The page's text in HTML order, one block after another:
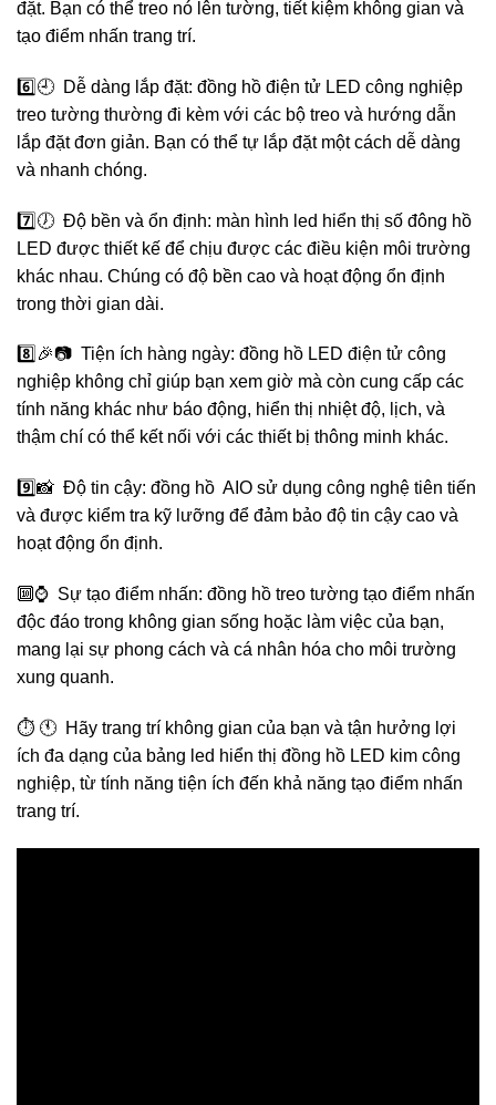
đặt. Bạn có thể treo nó lên tường, tiết kiệm không gian và
tạo điểm nhấn trang trí.
6️⃣🕘 Dễ dàng lắp đặt: đồng hồ điện tử LED công nghiệp
treo tường thường đi kèm với các bộ treo và hướng dẫn
lắp đặt đơn giản. Bạn có thể tự lắp đặt một cách dễ dàng
và nhanh chóng.
7️⃣🕖 Độ bền và ổn định: màn hình led hiển thị số đông hồ
LED được thiết kế để chịu được các điều kiện môi trường
khác nhau. Chúng có độ bền cao và hoạt động ổn định
trong thời gian dài.
8️⃣🎉📷 Tiện ích hàng ngày: đồng hồ LED điện tử công
nghiệp không chỉ giúp bạn xem giờ mà còn cung cấp các
tính năng khác như báo động, hiển thị nhiệt độ, lịch, và
thậm chí có thể kết nối với các thiết bị thông minh khác.
9️⃣📸 Độ tin cậy: đồng hồ AIO sử dụng công nghệ tiên tiến
và được kiểm tra kỹ lưỡng để đảm bảo độ tin cậy cao và
hoạt động ổn định.
🔟⌚️ Sự tạo điểm nhấn: đồng hồ treo tường tạo điểm nhấn
độc đáo trong không gian sống hoặc làm việc của bạn,
mang lại sự phong cách và cá nhân hóa cho môi trường
xung quanh.
⏱️ 🕚 Hãy trang trí không gian của bạn và tận hưởng lợi
ích đa dạng của bảng led hiển thị đồng hồ LED kim công
nghiệp, từ tính năng tiện ích đến khả năng tạo điểm nhấn
trang trí.